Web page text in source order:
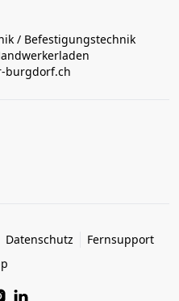
/ Befestigungstechnik
burgdorf.ch
Datenschutz
Fernsupport